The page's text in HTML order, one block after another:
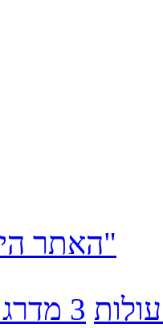
האתר הישן של "פנימי"
3 מדרגות בשבל שמאלי